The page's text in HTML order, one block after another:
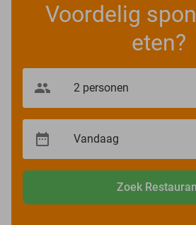
Voordelig
eten?
Zoek